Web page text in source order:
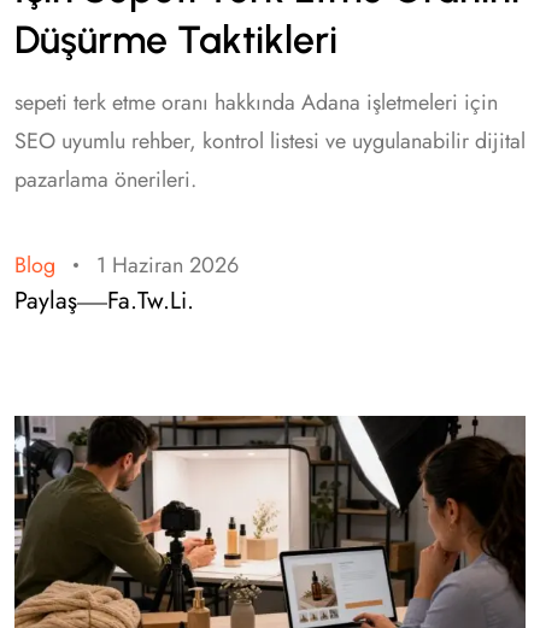
Düşürme Taktikleri
sepeti terk etme oranı hakkında Adana işletmeleri için
SEO uyumlu rehber, kontrol listesi ve uygulanabilir dijital
pazarlama önerileri.
Blog 1 Haziran 2026
Paylaş Fa.Tw.Li.